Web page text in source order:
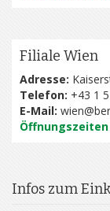
Filiale Wien
Adresse:
Telefon: +43 1
E-Mail:
Öffnungszeiten
Infos zum